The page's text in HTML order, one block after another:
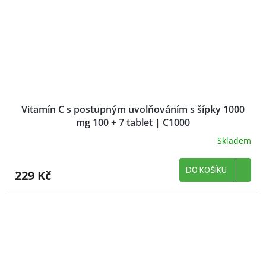
Vitamín C s postupným uvolňováním s šípky 1000
mg 100 + 7 tablet | C1000
Skladem
229 Kč DO KOŠÍKU